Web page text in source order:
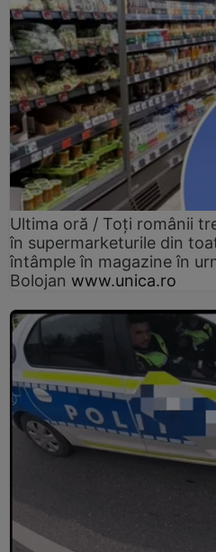
Ultima oră / Toți românii
în supermarketurile din
întâmple în magazine în
Bolojan www.unica.ro